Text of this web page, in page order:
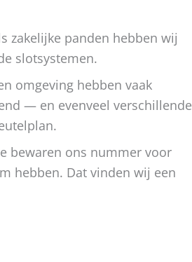
zakelijke panden hebben wij
slotsystemen.
omgeving hebben vaak
— en evenveel verschillende
bewaren ons nummer voor
hebben. Dat vinden wij een